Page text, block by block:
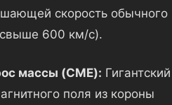
скорость обычного
600 км/с).
массы (CME): Гигантский
поля из короны